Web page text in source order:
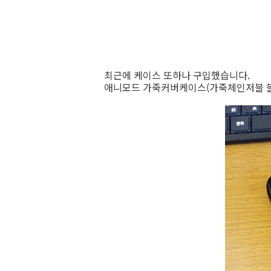
최근에 케이스 또하나 구입했습니다.
애니모드 가죽커버케이스(가죽체인저블